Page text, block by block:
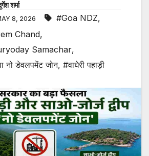
शर्मा
8, 2026 #Goa NDZ,
Chand,
Samachar,
नो डेवलपमेंट जोन, #वाघेरी पहाड़ी